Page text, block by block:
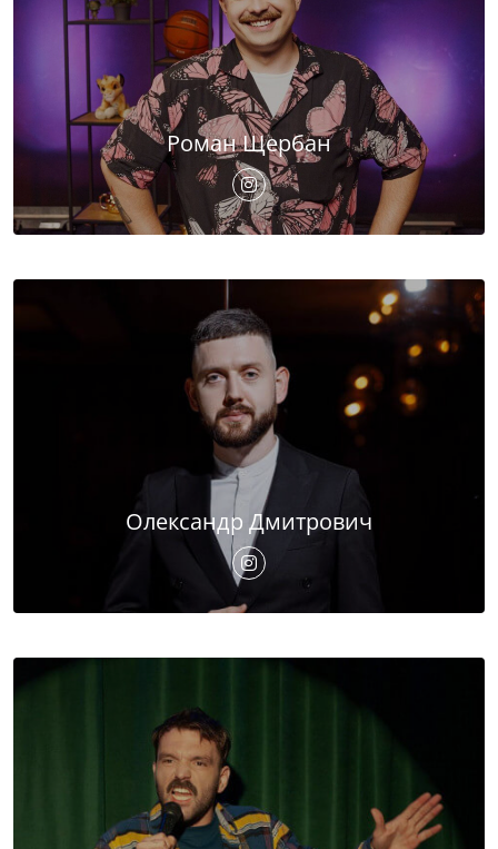
Роман Щербан
Олександр Дмитрович